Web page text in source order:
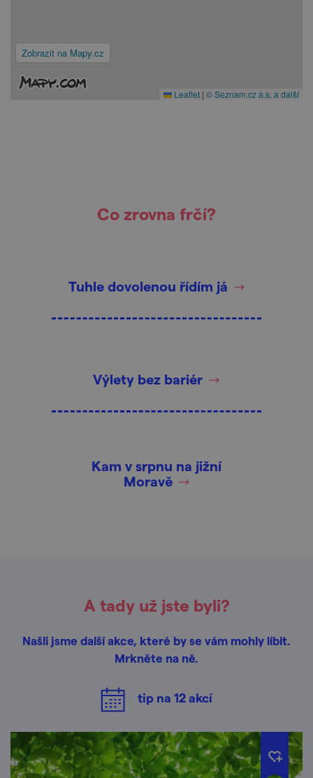
Zobrazit na Mapy.cz
Leaflet | © Seznam.cz a.s. a další
Co zrovna frčí?
Tuhle dovolenou řídím já
Výlety bez bariér
Kam v srpnu na jižní
Moravě
A tady už jste byli?
Našli jsme další akce, které by se vám mohly líbit.
Mrkněte na ně.
tip na 12akcí